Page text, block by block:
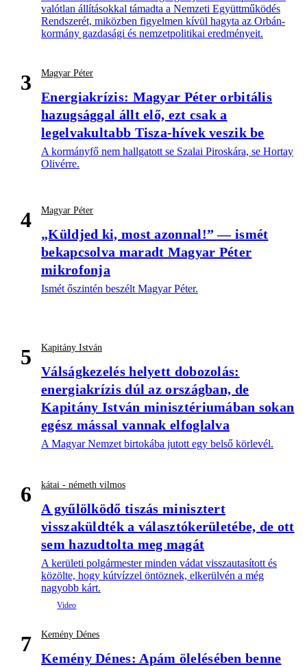
valótlan állításokkal támadta a Nemzeti Együttműködés
Rendszerét, miközben figyelmen kívül hagyta az Orbán-
kormány gazdasági és nemzetpolitikai eredményeit.
3 Magyar Péter
Energiakrízis: Magyar Péter orbitális
hazugsággal állt elő, ezt csak a
legelvakultabb Tisza-hívek veszik be
A kormányfő nem hallgatott se Szalai Piroskára, se Hortay
Olivérre.
4 Magyar Péter
„Küldjed ki, most azonnal!” — ismét
bekapcsolva maradt Magyar Péter
mikrofonja
Ismét őszintén beszélt Magyar Péter.
5 Kapitány István
Válságkezelés helyett dobozolás:
energiakrízis dúl az országban, de
Kapitány István minisztériumában sokan
egész mással vannak elfoglalva
A Magyar Nemzet birtokába jutott egy belső körlevél.
6 kátai - németh vilmos
A gyűlölködő tiszás minisztert
visszaküldték a választókerületébe, de ott
sem hazudtolta meg magát
A kerületi polgármester minden vádat visszautasított és
közölte, hogy kútvízzel öntöznek, elkerülvén a még
nagyobb kárt.
7 Kemény Dénes
Kemény Dénes: Apám ölelésében benne